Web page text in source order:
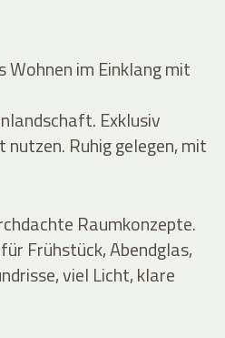
Wohnen im Einklang mit
Exklusiv
Ruhig gelegen, mit
Raumkonzepte.
Frühstück, Abendglas,
viel Licht, klare